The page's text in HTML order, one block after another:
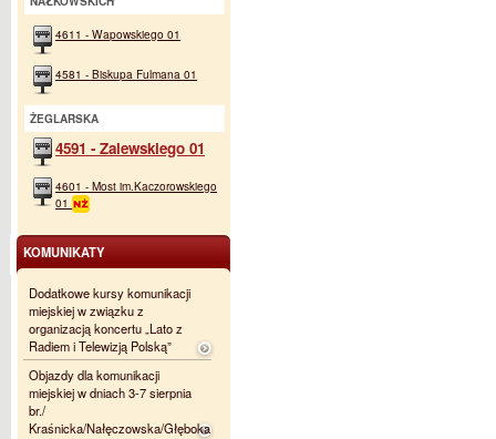
4611 - Wapowskiego 01
4581 - Biskupa Fulmana 01
ŻEGLARSKA
4591 - Zalewskiego 01
4601 - Most im.Kaczorowskiego
01
KOMUNIKATY
Dodatkowe kursy komunikacji
miejskiej w związku z
organizacją koncertu „Lato z
Radiem i Telewizją Polską”
Objazdy dla komunikacji
miejskiej w dniach 3-7 sierpnia
br./
Kraśnicka/Nałęczowska/Głęboka